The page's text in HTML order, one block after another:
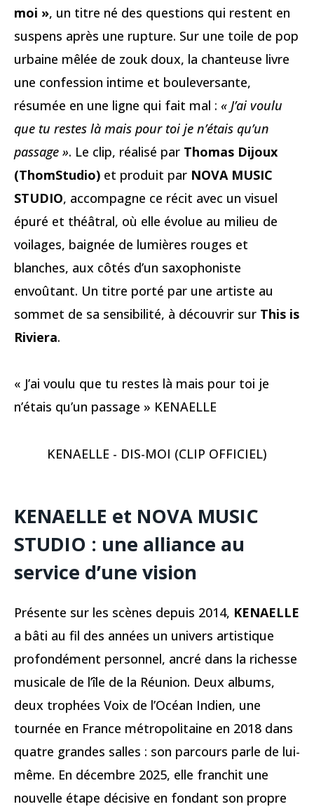
moi », un titre né des questions qui restent en
suspens après une rupture. Sur une toile de pop
urbaine mêlée de zouk doux, la chanteuse livre
une confession intime et bouleversante,
résumée en une ligne qui fait mal : « J’ai voulu
que tu restes là mais pour toi je n’étais qu’un
passage ». Le clip, réalisé par Thomas Dijoux
(ThomStudio) et produit par NOVA MUSIC
STUDIO, accompagne ce récit avec un visuel
épuré et théâtral, où elle évolue au milieu de
voilages, baignée de lumières rouges et
blanches, aux côtés d’un saxophoniste
envoûtant. Un titre porté par une artiste au
sommet de sa sensibilité, à découvrir sur This is
Riviera.
« J’ai voulu que tu restes là mais pour toi je
n’étais qu’un passage » KENAELLE
KENAELLE - DIS-MOI (CLIP OFFICIEL)
KENAELLE et NOVA MUSIC
STUDIO : une alliance au
service d’une vision
Présente sur les scènes depuis 2014, KENAELLE
a bâti au fil des années un univers artistique
profondément personnel, ancré dans la richesse
musicale de l’île de la Réunion. Deux albums,
deux trophées Voix de l’Océan Indien, une
tournée en France métropolitaine en 2018 dans
quatre grandes salles : son parcours parle de lui-
même. En décembre 2025, elle franchit une
nouvelle étape décisive en fondant son propre